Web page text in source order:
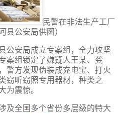
民警在非法生产工厂
县公安局供图）
公安局成立专案组，全力攻坚
案组锁定了嫌疑人王某、龚
警方发现伪装成充电宝、打火
窃听窃照专用器材，种类之
为震惊。
及全国多个省份多层级的特大